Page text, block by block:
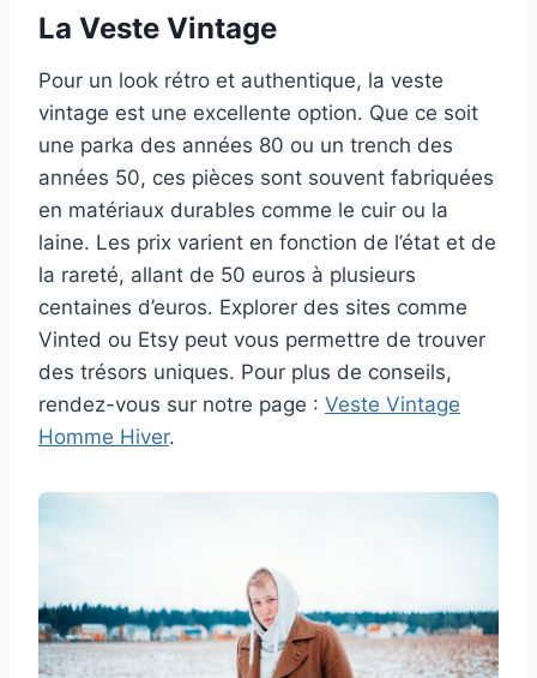
La Veste Vintage
Pour un look rétro et authentique, la veste
vintage est une excellente option. Que ce soit
une parka des années 80 ou un trench des
années 50, ces pièces sont souvent fabriquées
en matériaux durables comme le cuir ou la
laine. Les prix varient en fonction de l’état et de
la rareté, allant de 50 euros à plusieurs
centaines d’euros. Explorer des sites comme
Vinted ou Etsy peut vous permettre de trouver
des trésors uniques. Pour plus de conseils,
rendez-vous sur notre page : Veste Vintage
Homme Hiver.